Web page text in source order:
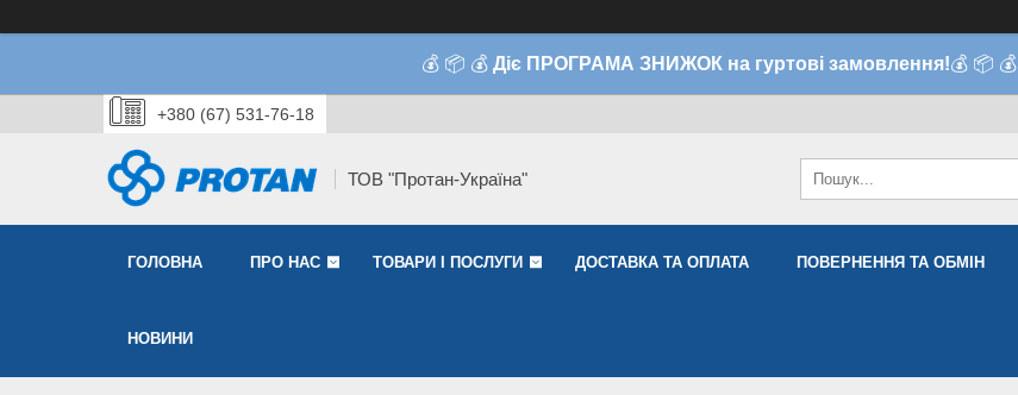
💰 📦 💰 Діє ПРОГРАМА ЗНИЖОК на гуртові замовлення!💰 📦 💰
+380 (67) 531-76-18
ТОВ "Протан-Україна"
ГОЛОВНА ПРО НАС ТОВАРИ І ПОСЛУГИ ДОСТАВКА ТА ОПЛАТА ПОВЕРНЕННЯ ТА ОБМІН
НОВИНИ